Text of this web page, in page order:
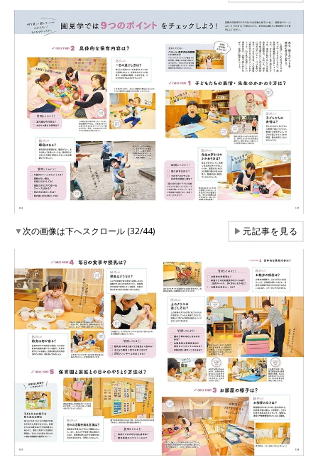
▼次の画像は下へスクロール (32/44) ▶元記事を見る